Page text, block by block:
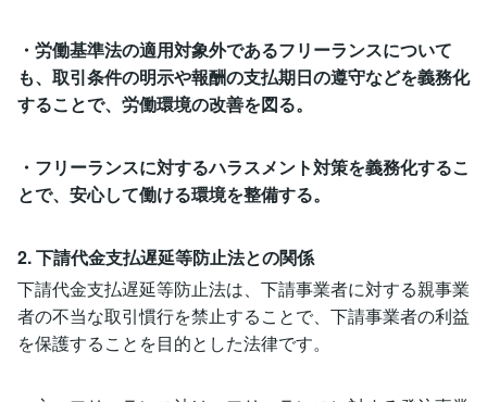
・労働基準法の適用対象外であるフリーランスについて
も、取引条件の明示や報酬の支払期日の遵守などを義務化
することで、労働環境の改善を図る。
・フリーランスに対するハラスメント対策を義務化するこ
とで、安心して働ける環境を整備する。
2. 下請代金支払遅延等防止法との関係
下請代金支払遅延等防止法は、下請事業者に対する親事業
者の不当な取引慣行を禁止することで、下請事業者の利益
を保護することを目的とした法律です。